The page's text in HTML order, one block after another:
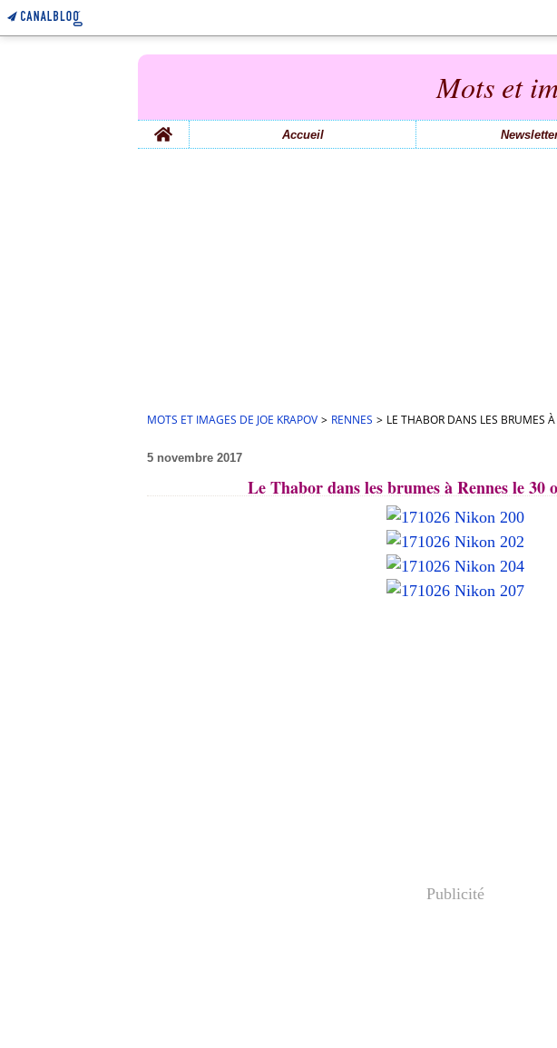
Mots et
Home
Accueil
MOTS ET IMAGES DE JOE KRAPOV > RENNES > LE THABOR DANS LES BRUMES
5 novembre 2017
Le Thabor dans les brumes à Rennes le 30
Publicité